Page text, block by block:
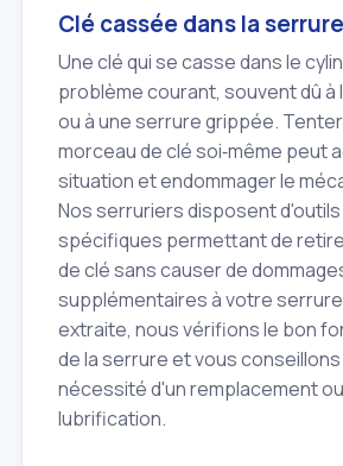
Clé cassée dans la serrure
Une clé qui se casse dans le
problème courant, souvent dû à
ou à une serrure grippée.
morceau de clé soi‑même peut
situation et endommager le
Nos serruriers disposent
spécifiques permettant de
de clé sans causer de
supplémentaires à votre
extraite, nous vérifions le bon
de la serrure et vous conseillons
nécessité d'un remplacement
lubrification.